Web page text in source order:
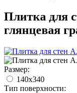
Плитка для
глянцевая
Размер:
140x340
Тип поверхности: